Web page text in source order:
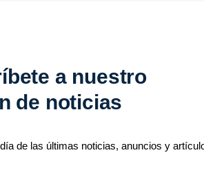
a nuestro
de noticias
de las últimas noticias, anuncios y